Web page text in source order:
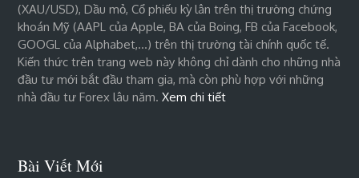
(XAU/USD), Dầu mỏ, Cổ phiếu kỳ lân trên thị trường chứng
khoán Mỹ (AAPL của Apple, BA của Boing, FB của Facebook,
GOOGL của Alphabet,…) trên thị trường tài chính quốc tế.
Kiến thức trên trang web này không chỉ dành cho những nhà
đầu tư mới bắt đầu tham gia, mà còn phù hợp với những
nhà đầu tư Forex lâu năm.Xem chi tiết
Bài Viết Mới